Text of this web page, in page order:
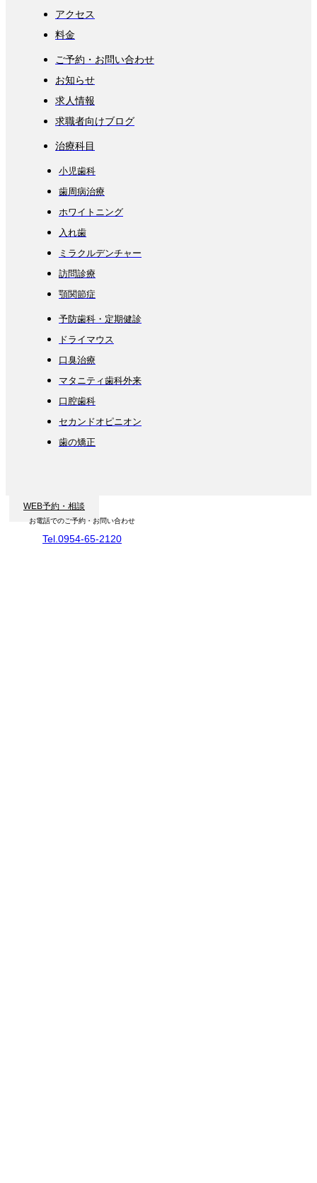
アクセス
料金
ご予約・お問い合わせ
お知らせ
求人情報
求職者向けブログ
治療科目
小児歯科
歯周病治療
ホワイトニング
入れ歯
ミラクルデンチャー
訪問診療
顎関節症
予防歯科・定期健診
ドライマウス
口臭治療
マタニティ歯科外来
口腔歯科
セカンドオピニオン
歯の矯正
WEB予約・相談
お電話でのご予約・お問い合わせ
Tel.0954-65-2120